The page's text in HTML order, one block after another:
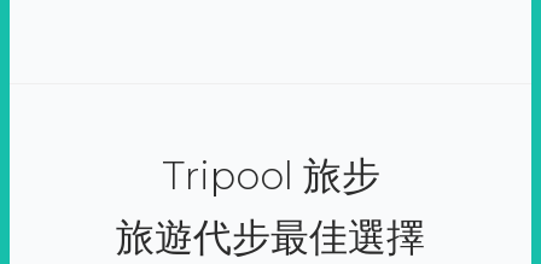
Tripool 旅步
旅遊代步最佳選擇